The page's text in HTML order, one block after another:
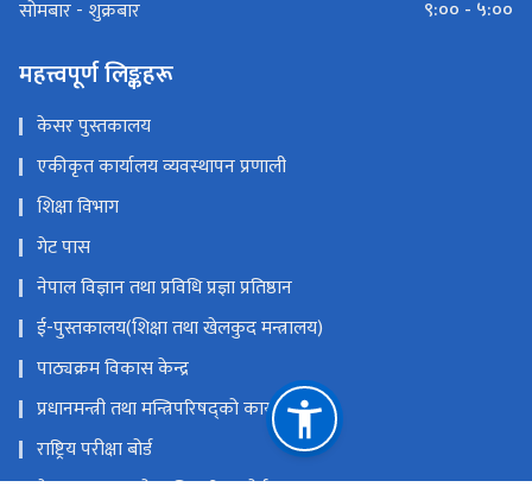
सोमबार - शुक्रबार ९:०० - ५:००
महत्त्वपूर्ण लिङ्कहरू
केसर पुस्तकालय
एकीकृत कार्यालय व्यवस्थापन प्रणाली
शिक्षा विभाग
गेट पास
नेपाल विज्ञान तथा प्रविधि प्रज्ञा प्रतिष्ठान
ई-पुस्तकालय(शिक्षा तथा खेलकुद मन्त्रालय)
पाठ्यक्रम विकास केन्द्र
प्रधानमन्त्री तथा मन्त्रिपरिषद्को कार्यालय
राष्ट्रिय परीक्षा बोर्ड